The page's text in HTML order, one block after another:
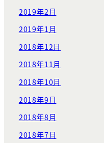
2019年2月
2019年1月
2018年12月
2018年11月
2018年10月
2018年9月
2018年8月
2018年7月